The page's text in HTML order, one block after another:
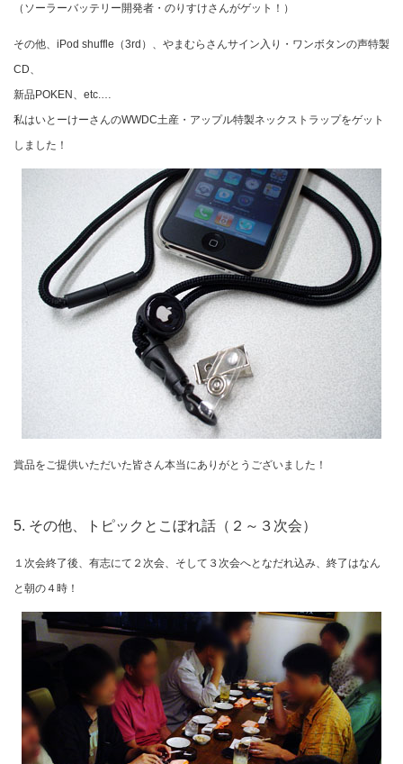
（ソーラーバッテリー開発者・のりすけさんがゲット！）
その他、iPod shuffle（3rd）、やまむらさんサイン入り・ワンボタンの声特製
CD、
新品POKEN、etc.…
私はいとーけーさんのWWDC土産・アップル特製ネックストラップをゲット
しました！
賞品をご提供いただいた皆さん本当にありがとうございました！
5. その他、トピックとこぼれ話（２～３次会）
１次会終了後、有志にて２次会、そして３次会へとなだれ込み、終了はなん
と朝の４時！